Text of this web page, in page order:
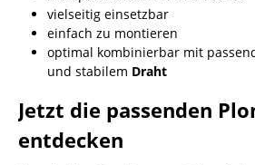
vielseitig einsetzbar
einfach zu montieren
optimal kombinierbar mit
und stabilem Draht
Jetzt die passenden
entdecken